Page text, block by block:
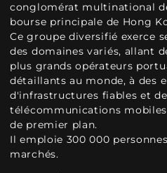
conglomérat multinational
bourse principale de Hong
Ce groupe diversifié exerce
des domaines variés, allant
plus grands opérateurs
détaillants au monde, à des
d'infrastructures fiables et
télécommunications
de premier plan.
Il emploie 300 000
marchés.